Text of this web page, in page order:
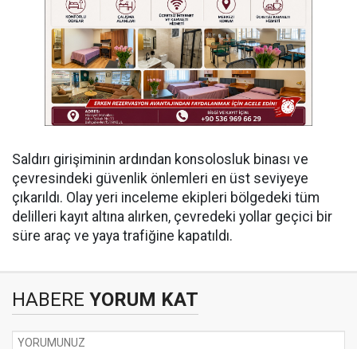
Saldırı girişiminin ardından konsolosluk binası ve
çevresindeki güvenlik önlemleri en üst seviyeye
çıkarıldı. Olay yeri inceleme ekipleri bölgedeki tüm
delilleri kayıt altına alırken, çevredeki yollar geçici bir
süre araç ve yaya trafiğine kapatıldı.
HABERE YORUM KAT